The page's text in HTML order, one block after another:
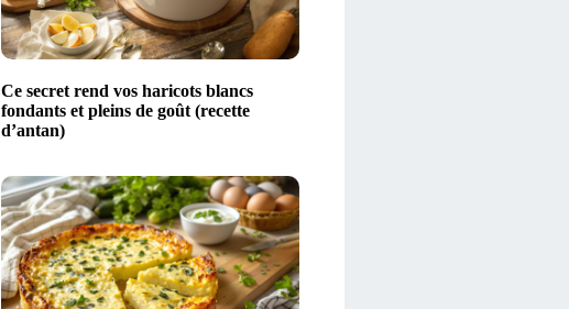
Ce secret rend vos haricots blancs
fondants et pleins de goût (recette
d’antan)